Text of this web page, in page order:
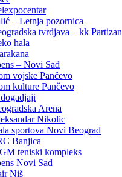
– Letnja pozornica
tvrdjava – kk Partizan
hala
– Novi Sad
vojske Pančevo
kulture Pančevo
Arena
Nikolic
sportova Novi Beograd
Banjica
teniski kompleks
Novi Sad
Niš